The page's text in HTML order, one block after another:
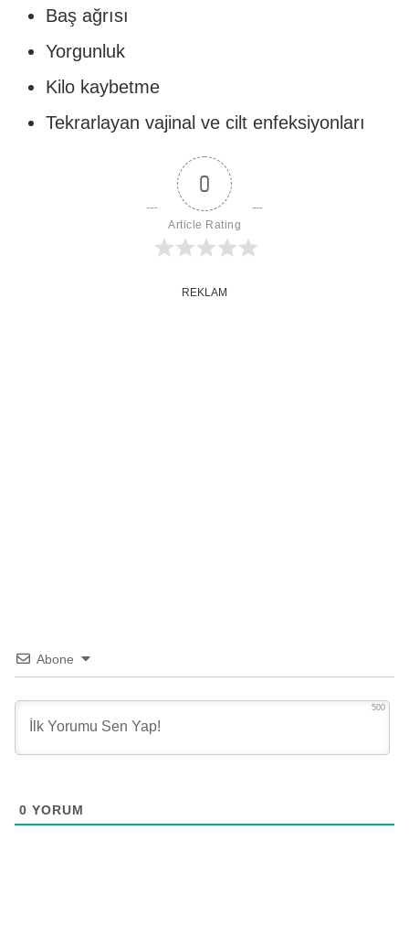
Baş ağrısı
Yorgunluk
Kilo kaybetme
Tekrarlayan vajinal ve cilt enfeksiyonları
0
Article Rating
REKLAM
Abone
500
0 YORUM